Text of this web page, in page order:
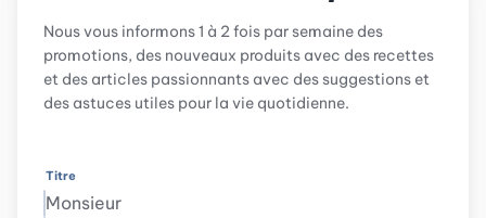
Nous vous informons 1 à 2 fois par semaine des
promotions, des nouveaux produits avec des recettes
et des articles passionnants avec des suggestions et
des astuces utiles pour la vie quotidienne.
Titre
Monsieur